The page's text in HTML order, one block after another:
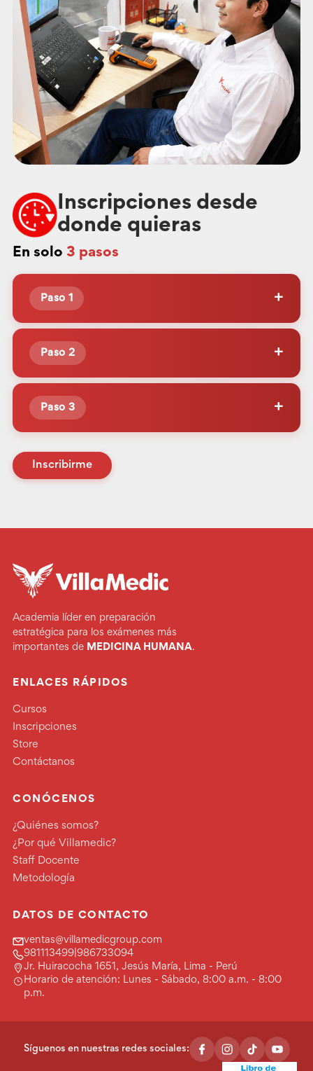
Inscripciones desde
donde quieras
En solo 3 pasos
Paso 1
Elige tu curso, realiza el pago mediante Yape, Plin,
Culqi, vía depósito en agente, ventanilla o
Paso 2
Completa el formulario con los datos necesarios para
Paso 3
En un plazo máximo de 48 horas laborales recibirás
un correo de INSCRIPCIÓN EXITOSA.
Inscribirme
Academia líder en preparación
estratégica para los exámenes más
importantes de MEDICINA HUMANA.
ENLACES RÁPIDOS
Cursos
Inscripciones
Store
Contáctanos
CONÓCENOS
¿Quiénes somos?
¿Por qué Villamedic?
Staff Docente
Metodología
DATOS DE CONTACTO
ventas@villamedicgroup.com
981113499|986733094
Jr. Huiracocha 1651, Jesús María, Lima - Perú
Horario de atención: Lunes - Sábado, 8:00 a.m. - 8:00
p.m.
Síguenos en nuestras redes sociales: